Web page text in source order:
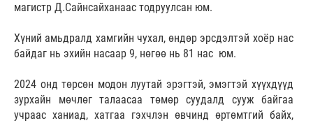
магистр Д.Сайнсайханаас тодруулсан юм.
Хүний амьдралд хамгийн чухал, өндөр эрсдэлтэй хоёр нас
байдаг нь эхийн насаар 9, нөгөө нь 81 нас юм.
2024 онд төрсөн модон луутай эрэгтэй, эмэгтэй хүүхдүүд
зурхайн мөчлөг талаасаа төмөр суудалд сууж байгаа
учраас ханиад, хатгаа гэхчлэн өвчинд өртөмтгий байх,